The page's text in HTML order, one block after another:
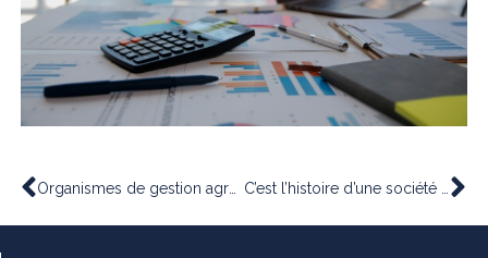
Organismes de gestion agréés : une fin actée et précisée !